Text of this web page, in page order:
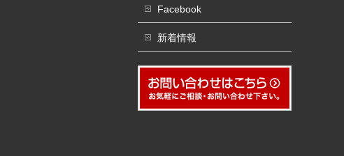
Facebook
新着情報